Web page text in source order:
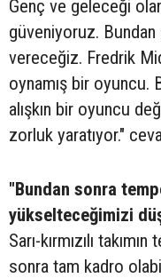
Genç ve geleceği
güveniyoruz.
vereceğiz. Fredrik
oynamış bir oyuncu.
alışkın bir oyuncu
zorluk yaratıyor."
"Bundan sonra
yükselteceğimizi
Sarı-kırmızılı
sonra tam kadro